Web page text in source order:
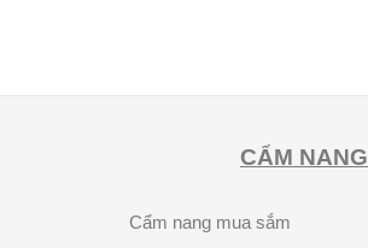
CẨM NANG
Cẩm nang mua sắm